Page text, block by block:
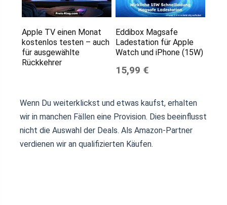
Apple TV einen Monat
kostenlos testen – auch
für ausgewählte
Rückkehrer
Eddibox Magsafe
Ladestation für Apple
Watch und iPhone (15W)
15,99 €
Wenn Du weiterklickst und etwas kaufst, erhalten
wir in manchen Fällen eine Provision. Dies beeinflusst
nicht die Auswahl der Deals. Als Amazon-Partner
verdienen wir an qualifizierten Käufen.